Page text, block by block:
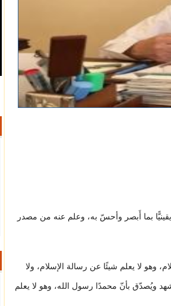
يقينيًّا بما أَبصر وأحسّ به، وعلم عنه من مصدر
وهو لا يعلم شيئًا عن رسالة الإسلام، ولا
ويُصدّق بأنّ محمدًا رسول الله، وهو لا يعلم